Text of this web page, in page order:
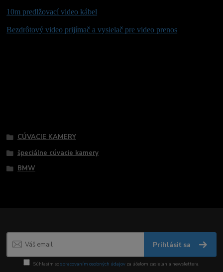
10m predlžovací video kábel
Bezdrôtový video prijímač a vysielač pre video prenos
CÚVACIE KAMERY
špeciálne cúvacie kamery
BMW
Prihlásiť sa
Súhlasím sospracovaním osobných údajov za účelom zasielania newslettera.